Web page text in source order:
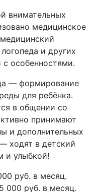
внимательных
медицинское
и других
с особенностями.
— формирование
для ребёнка.
в общении со
принимают
и дополнительных
ходят в детский
и улыбкой!
руб. в месяц.
000 руб. в месяц.